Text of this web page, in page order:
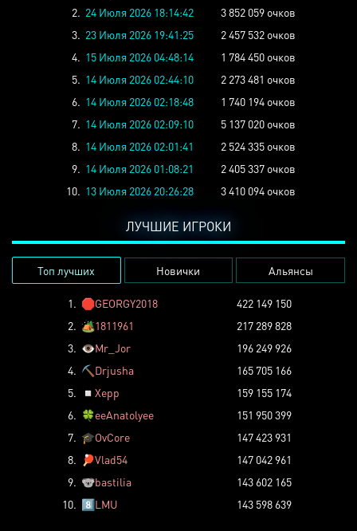
2. 24 Июля 2026 18:14:42
3 852 059 очков
3. 23 Июля 2026 19:41:25
2 457 532 очков
4. 15 Июля 2026 04:48:14
1 784 450 очков
5. 14 Июля 2026 02:44:10
2 273 481 очков
6. 14 Июля 2026 02:18:48
1 740 194 очков
7. 14 Июля 2026 02:09:10
5 137 020 очков
8. 14 Июля 2026 02:01:41
2 524 335 очков
9. 14 Июля 2026 01:08:21
2 405 337 очков
10. 13 Июля 2026 20:26:28 3 410 094 очков
ЛУЧШИЕ ИГРОКИ
Топ лучших Новички Альянсы
1. 🛑GEORGY2018
422 149 150
2. 🏕️1811961
217 289 828
3. 👁️Mr_Jor
196 249 926
4. ⛏️ Drjusha
165 705 166
5.
◽ Xepp
159 155 174
6. 🍀eeAnatolyee
151 950 399
7. 🎓OvCore
147 423 931
8.
🏓Vlad54
147 042 961
9. 🐨bastilia
143 602 165
10. 8️⃣LMU 143 598 639